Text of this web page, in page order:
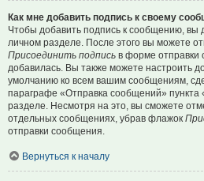
Как мне добавить подпись к своему
Чтобы добавить подпись к сообщению, вы
личном разделе. После этого вы можете
Присоединить подпись в форме отправки
добавилась. Вы также можете настроить
умолчанию ко всем вашим сообщениям,
параграфе «Отправка сообщений» пункта
разделе. Несмотря на это, вы сможете
отдельных сообщениях, убрав флажок
отправки сообщения.
Вернуться к началу